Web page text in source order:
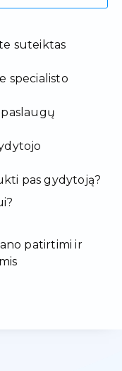
suteiktas
specialisto
pas gydytoją?
patirtimi ir